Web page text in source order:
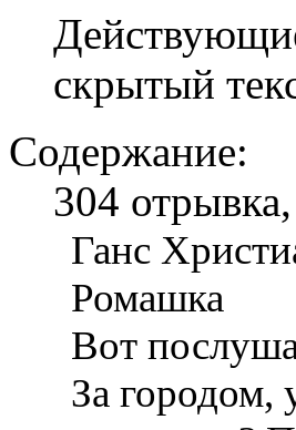
скрытый
Содержание:
304
Ганс
Ромашка
Вот
За городом,